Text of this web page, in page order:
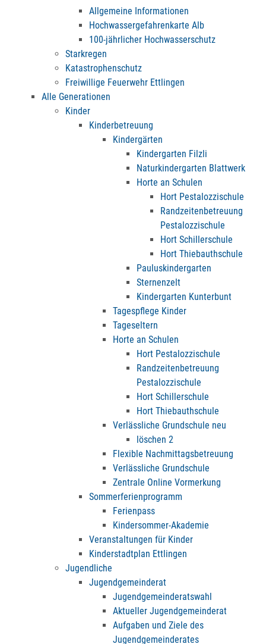
Allgemeine Informationen
Hochwassergefahrenkarte Alb
100-jährlicher Hochwasserschutz
Starkregen
Katastrophenschutz
Freiwillige Feuerwehr Ettlingen
Alle Generationen
Kinder
Kinderbetreuung
Kindergärten
Kindergarten Filzli
Naturkindergarten Blattwerk
Horte an Schulen
Hort Pestalozzischule
Randzeitenbetreuung
Pestalozzischule
Hort Schillerschule
Hort Thiebauthschule
Pauluskindergarten
Sternenzelt
Kindergarten Kunterbunt
Tagespflege Kinder
Tageseltern
Horte an Schulen
Hort Pestalozzischule
Randzeitenbetreuung
Pestalozzischule
Hort Schillerschule
Hort Thiebauthschule
Verlässliche Grundschule neu
löschen 2
Flexible Nachmittagsbetreuung
Verlässliche Grundschule
Zentrale Online Vormerkung
Sommerferienprogramm
Ferienpass
Kindersommer-Akademie
Veranstaltungen für Kinder
Kinderstadtplan Ettlingen
Jugendliche
Jugendgemeinderat
Jugendgemeinderatswahl
Aktueller Jugendgemeinderat
Aufgaben und Ziele des
Jugendgemeinderates